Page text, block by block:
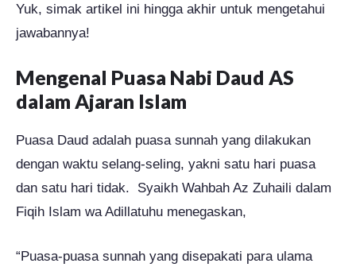
Yuk, simak artikel ini hingga akhir untuk mengetahui
jawabannya!
Mengenal Puasa Nabi Daud AS
dalam Ajaran Islam
Puasa Daud adalah puasa sunnah yang dilakukan
dengan waktu selang-seling, yakni satu hari puasa
dan satu hari tidak. Syaikh Wahbah Az Zuhaili dalam
Fiqih Islam wa Adillatuhu menegaskan,
“Puasa-puasa sunnah yang disepakati para ulama